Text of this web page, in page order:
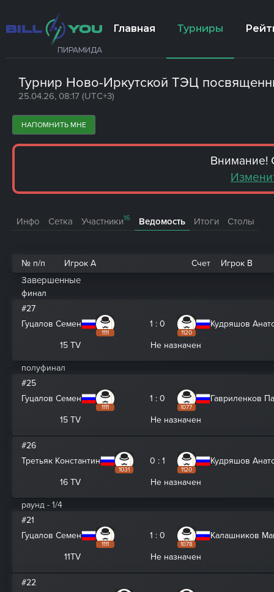
ПИРАМИДА
Главная Турниры
Турнир Ново-Иркутской ТЭЦ
25.04.26, 08:17 (UTC+3)
НАПОМНИТЬ МНЕ
Внимание!
Инфо Сетка Участники16 Ведомость Итоги Столы
№ п/п Игрок A Счет Игрок B
Завершенные
финал
#27
Гуцалов Семен
1111
1 : 0
1120
Кудряшов
15 TV Не назначен
полуфинал
#25
Гуцалов Семен
1111
1 : 0
1077
Гавриленков
15 TV Не назначен
#26
Третьяк Константин
1031
0 : 1
1120
Кудряшов
16 TV Не назначен
раунд - 1/4
#21
Гуцалов Семен
1111
1 : 0
1078
Калашников
11TV Не назначен
#22